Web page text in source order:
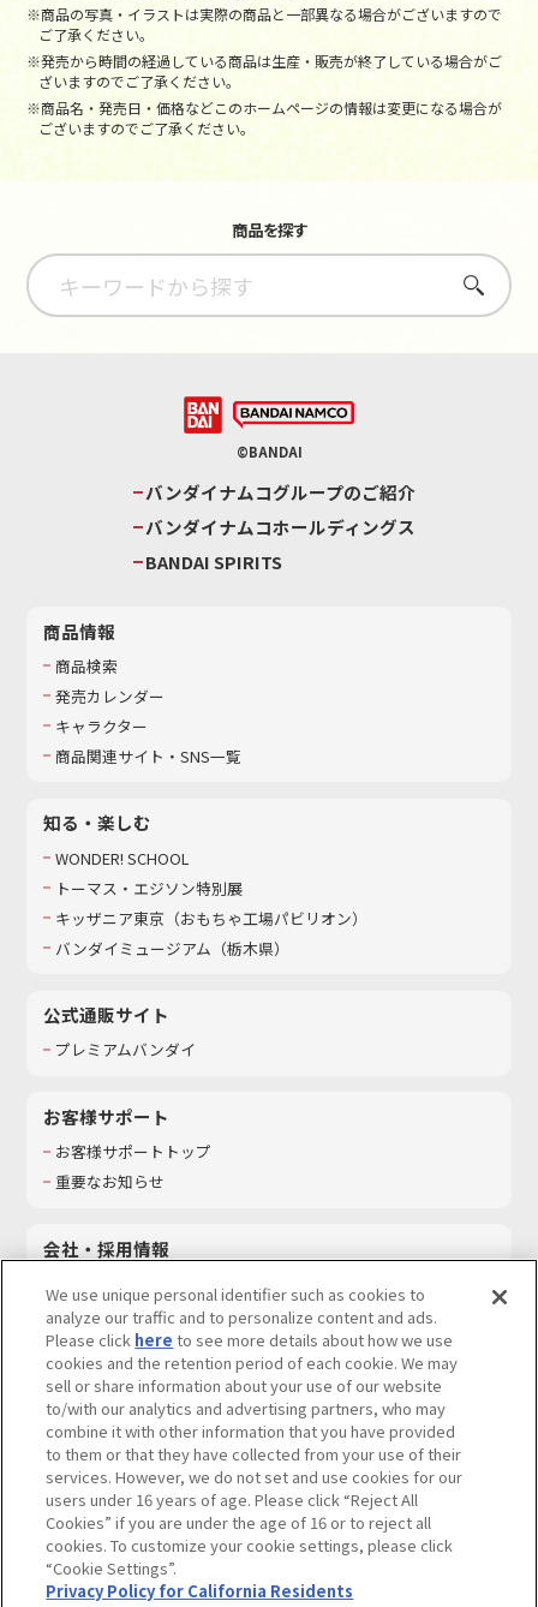
※商品の写真・イラストは実際の商品と一部異なる場合がございますので
ご了承ください。
※発売から時間の経過している商品は生産・販売が終了している場合がご
ざいますのでご了承ください。
※商品名・発売日・価格などこのホームページの情報は変更になる場合が
ございますのでご了承ください。
商品を探す
さがす
©BANDAI
バンダイナムコグループのご紹介
バンダイナムコホールディングス
BANDAI SPIRITS
商品情報
商品検索
発売カレンダー
キャラクター
商品関連サイト・SNS一覧
知る・楽しむ
WONDER! SCHOOL
トーマス・エジソン特別展
キッザニア東京（おもちゃ工場パビリオン）​
バンダイミュージアム（栃木県）
公式通販サイト
プレミアムバンダイ
お客様サポート
お客様サポートトップ
重要なお知らせ
会社・採用情報
採用情報
サステナビリティ
お問い合わせ
ウェブサイトご利用条件 ソーシャルメディアポリシー
個人情報及び特定個人情報等の取り扱いに関する保護方針
Do Not Sell or Share My Personal Information著作権・商標について
カスタマーハラスメントに対する基本的な対応方針
We use unique personal identifier such as cookies to
analyze our traffic and to personalize content and ads.
Please click here to see more details about how we use
cookies and the retention period of each cookie. We may
sell or share information about your use of our website
to/with our analytics and advertising partners, who may
combine it with other information that you have provided
to them or that they have collected from your use of their
services. However, we do not set and use cookies for our
users under 16 years of age. Please click “Reject All
Cookies” if you are under the age of 16 or to reject all
cookies. To customize your cookie settings, please click
“Cookie Settings”.
Privacy Policy for California Residents